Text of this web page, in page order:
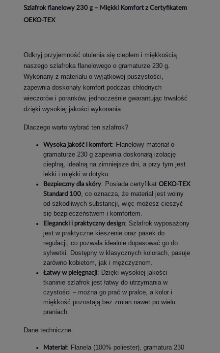
Szlafrok flanelowy 230 g – Miękki Komfort z Certyfikatem
OEKO-TEX
Odkryj przyjemność otulenia się ciepłem i miękkością
naszego szlafroka flanelowego o gramaturze 230 g.
Wykonany z materiału o wyjątkowej puszystości,
zapewnia doskonały komfort podczas chłodnych
wieczorów i poranków, jednocześnie gwarantując trwałość
dzięki wysokiej jakości wykonania.
Dlaczego warto wybrać ten szlafrok?
Wysoka jakość i komfort: Flanelowy materiał o
gramaturze 230 g zapewnia doskonałą izolację
cieplną, idealną na zimniejsze dni, a przy tym jest
lekki i miękki w dotyku.
Bezpieczny dla skóry: Posiada certyfikat OEKO-TEX
Standard 100, co oznacza, że materiał jest wolny
od szkodliwych substancji, więc możesz cieszyć
się bezpieczeństwem i komfortem.
Elegancki i praktyczny design: Szlafrok wyposażony
jest w praktyczne kieszenie oraz pasek do
regulacji, co pozwala idealnie dopasować go do
sylwetki. Dostępny w klasycznych kolorach, pasuje
zarówno kobietom, jak i mężczyznom.
Łatwy w pielęgnacji: Dzięki wysokiej jakości
tkaninie szlafrok jest łatwy do utrzymania w
czystości – można go prać w pralce, a kolor i
miękkość pozostają bez zmian nawet po wielu
praniach.
Dane techniczne:
Materiał: Flanela (100% poliester), gramatura 230